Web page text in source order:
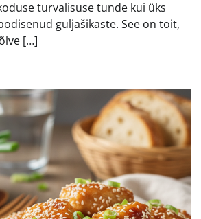
turvalisuse tunde kui üks
guljašikaste. See on toit,
[…]